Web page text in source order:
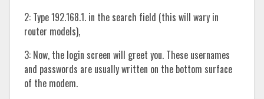
2: Type 192.168.1. in the search field (this will wary in
router models),
3: Now, the login screen will greet you. These usernames
and passwords are usually written on the bottom surface
of the modem.